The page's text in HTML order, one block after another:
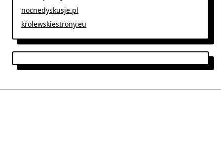
nocnedyskusje.pl
krolewskiestrony.eu